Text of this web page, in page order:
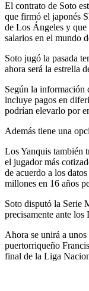
El contrato de Soto
que firmó el japonés
de Los Ángeles y que
salarios en el mundo
Soto jugó la pasada
ahora será la estrella
Según la información
incluye pagos en
podrían elevarlo por
Además tiene una
Los Yanquis también
el jugador más
de acuerdo a los
millones en 16 años
Soto disputó la Serie
precisamente ante los
Ahora se unirá a
puertorriqueño
final de la Liga